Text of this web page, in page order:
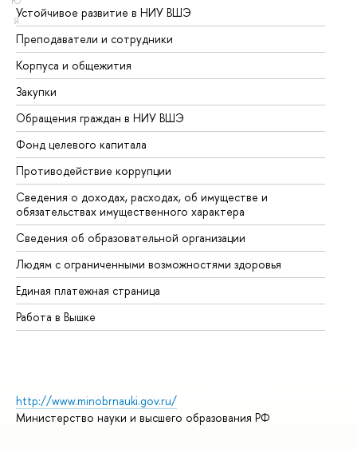
Я
Устойчивое развитие в НИУ ВШЭ
Преподаватели и сотрудники
Корпуса и общежития
Закупки
Обращения граждан в НИУ ВШЭ
Фонд целевого капитала
Противодействие коррупции
Сведения о доходах, расходах, об имуществе и
обязательствах имущественного характера
Сведения об образовательной организации
Людям с ограниченными возможностями здоровья
Единая платежная страница
Работа в Вышке
http://www.minobrnauki.gov.ru/
Министерство науки и высшего образования РФ